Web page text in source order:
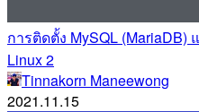
การติดตั้ง MySQL (MariaDB)
Linux 2
Tinnakorn Maneewong
2021.11.15